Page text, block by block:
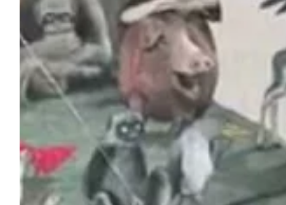
Na família
Colunas
Conteúdos
Colecionáveis
Cursos On line
E-Books